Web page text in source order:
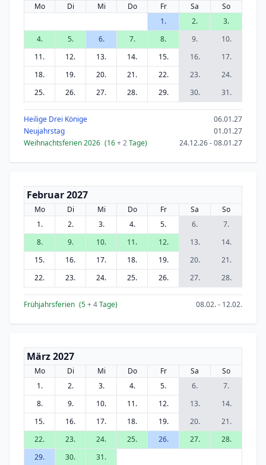
Mo Di Mi Do Fr Sa
So
1.
2.
3.
4.
5. 6. 7. 8. 9.
10.
11.
12. 13. 14. 15. 16.
17.
18.
19. 20. 21. 22. 23.
24.
25.
26. 27. 28. 29. 30. 31.
Heilige Drei Könige
06.01.27
Neujahrstag
01.01.27
Weihnachtsferien 2026 (16+ 2Tage) 24.12.26 - 08.01.27
Februar 2027
Mo Di Mi Do Fr Sa
So
1.
2. 3. 4. 5. 6.
7.
8.
9. 10. 11. 12. 13.
14.
15.
16. 17. 18. 19. 20.
21.
22.
23. 24. 25. 26. 27. 28.
Frühjahrsferien (5+ 4Tage) 08.02. - 12.02.
März 2027
Mo Di Mi Do Fr Sa
So
1.
2. 3. 4. 5. 6.
7.
8.
9. 10. 11. 12. 13.
14.
15.
16. 17. 18. 19. 20.
21.
22.
23. 24. 25. 26. 27.
28.
29.
30. 31.